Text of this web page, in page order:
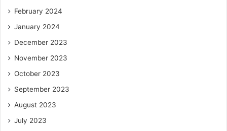
February 2024
January 2024
December 2023
November 2023
October 2023
September 2023
August 2023
July 2023